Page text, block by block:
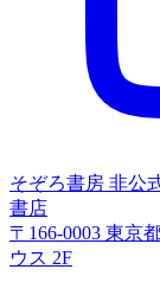
そぞろ書房 非公
書店
〒166-0003 東京
ウス 2F